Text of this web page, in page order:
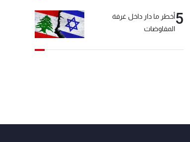
5أخطر ما دار داخل غرفة
المفاوضات